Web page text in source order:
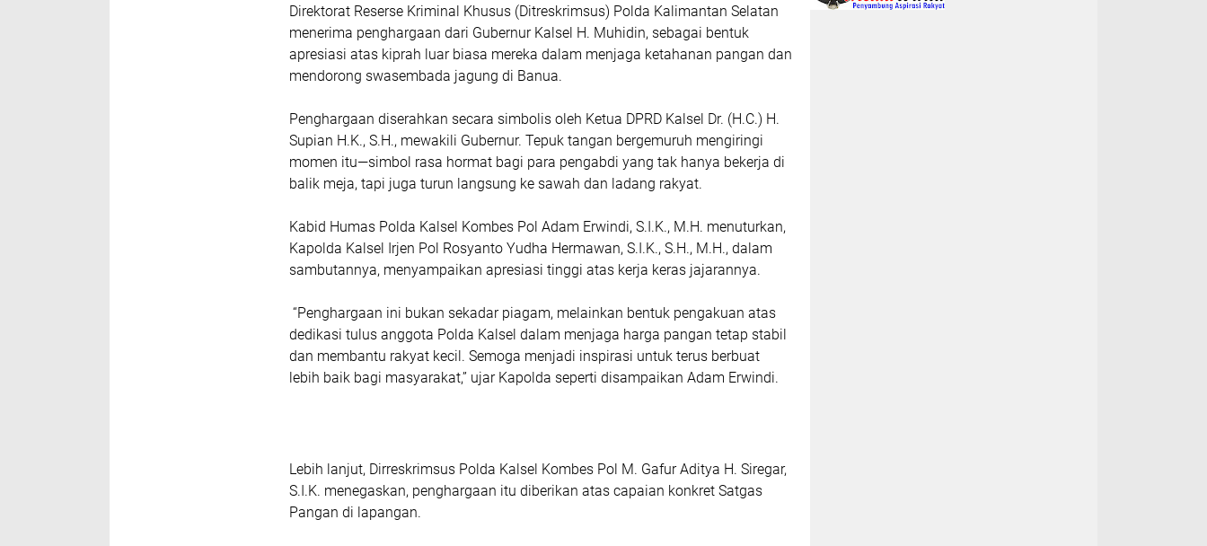
Direktorat Reserse Kriminal Khusus (Ditreskrimsus) Polda Kalimantan Selatan
menerima penghargaan dari Gubernur Kalsel H. Muhidin, sebagai bentuk
apresiasi atas kiprah luar biasa mereka dalam menjaga ketahanan pangan dan
mendorong swasembada jagung di Banua.
Penghargaan diserahkan secara simbolis oleh Ketua DPRD Kalsel Dr. (H.C.) H.
Supian H.K., S.H., mewakili Gubernur. Tepuk tangan bergemuruh mengiringi
momen itu—simbol rasa hormat bagi para pengabdi yang tak hanya bekerja di
balik meja, tapi juga turun langsung ke sawah dan ladang rakyat.
Kabid Humas Polda Kalsel Kombes Pol Adam Erwindi, S.I.K., M.H. menuturkan,
Kapolda Kalsel Irjen Pol Rosyanto Yudha Hermawan, S.I.K., S.H., M.H., dalam
sambutannya, menyampaikan apresiasi tinggi atas kerja keras jajarannya.
“Penghargaan ini bukan sekadar piagam, melainkan bentuk pengakuan atas
dedikasi tulus anggota Polda Kalsel dalam menjaga harga pangan tetap stabil
dan membantu rakyat kecil. Semoga menjadi inspirasi untuk terus berbuat
lebih baik bagi masyarakat,” ujar Kapolda seperti disampaikan Adam Erwindi.
Lebih lanjut, Dirreskrimsus Polda Kalsel Kombes Pol M. Gafur Aditya H. Siregar,
S.I.K. menegaskan, penghargaan itu diberikan atas capaian konkret Satgas
Pangan di lapangan.